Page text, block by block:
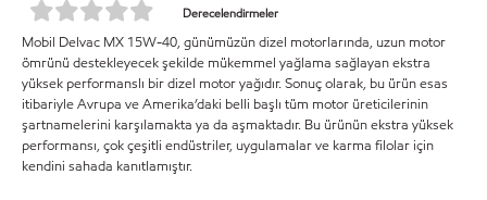
Derecelendirmeler
Mobil Delvac MX 15W-40, günümüzün dizel motorlarında, uzun motor
ömrünü destekleyecek şekilde mükemmel yağlama sağlayan ekstra
yüksek performanslı bir dizel motor yağıdır. Sonuç olarak, bu ürün esas
itibariyle Avrupa ve Amerika’daki belli başlı tüm motor üreticilerinin
şartnamelerini karşılamakta ya da aşmaktadır. Bu ürünün ekstra yüksek
performansı, çok çeşitli endüstriler, uygulamalar ve karma filolar için
kendini sahada kanıtlamıştır.